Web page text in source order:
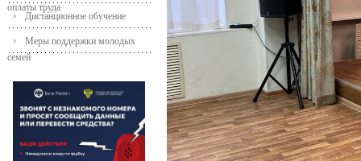
оплаты труда
Дистанционное обучение
Меры поддержки молодых
семей